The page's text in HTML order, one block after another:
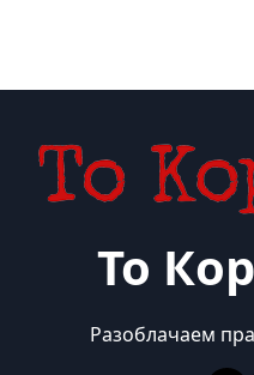
То
Разоблачаем